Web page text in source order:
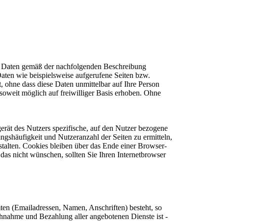
gemäß der nachfolgenden Beschreibung
wie beispielsweise aufgerufene Seiten bzw.
dass diese Daten unmittelbar auf Ihre Person
möglich auf freiwilliger Basis erhoben. Ohne
des Nutzers spezifische, auf den Nutzer bezogene
und Nutzeranzahl der Seiten zu ermitteln,
Cookies bleiben über das Ende einer Browser-
nicht wünschen, sollten Sie Ihren Internetbrowser
(Emailadressen, Namen, Anschriften) besteht, so
und Bezahlung aller angebotenen Dienste ist -